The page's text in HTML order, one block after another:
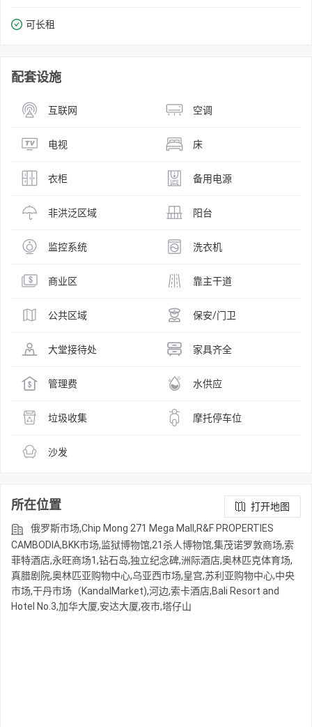
可长租
配套设施
互联网 空调
电视 床
衣柜 备用电源
非洪泛区域 阳台
监控系统 洗衣机
商业区 靠主干道
公共区域 保安/门卫
大堂接待处 家具齐全
管理费 水供应
垃圾收集 摩托停车位
沙发
所在位置
打开地图
俄罗斯市场,Chip Mong 271 Mega Mall,R&F PROPERTIES
CAMBODIA,BKK市场,监狱博物馆,21杀人博物馆,集茂诺罗敦商场,索
菲特酒店,永旺商场1,钻石岛,独立纪念碑,洲际酒店,奥林匹克体育场,
真腊剧院,奥林匹亚购物中心,乌亚西市场,皇宫,苏利亚购物中心,中央
市场,干丹市场（KandalMarket),河边,索卡酒店,Bali Resort and
Hotel No.3,加华大厦,安达大厦,夜市,塔仔山